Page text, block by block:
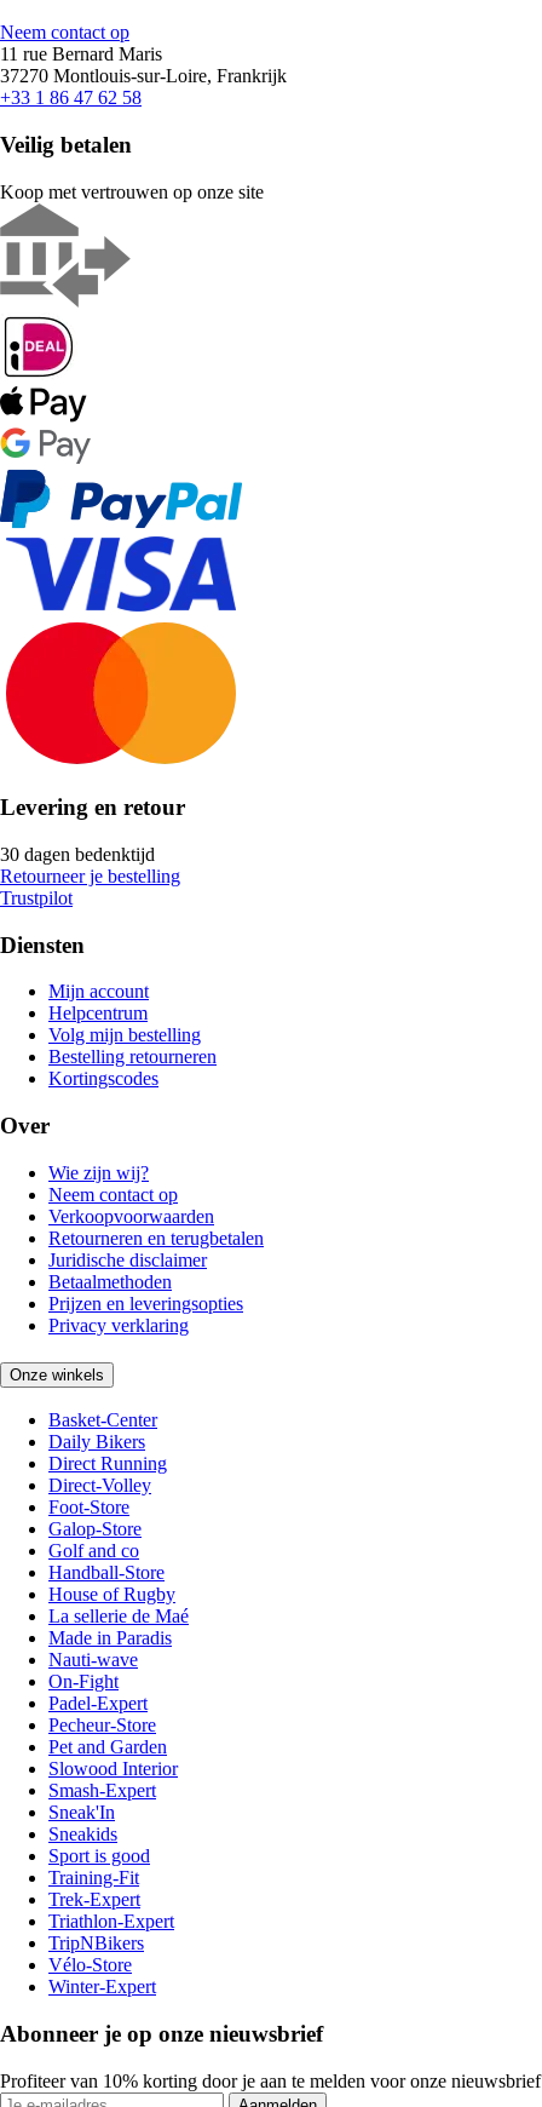
Neem contact op
11 rue Bernard Maris
37270 Montlouis-sur-Loire, Frankrijk
+33 1 86 47 62 58
Veilig betalen
Koop met vertrouwen op onze site
Levering en retour
30 dagen bedenktijd
Retourneer je bestelling
Trustpilot
Diensten
Mijn account
Helpcentrum
Volg mijn bestelling
Bestelling retourneren
Kortingscodes
Over
Wie zijn wij?
Neem contact op
Verkoopvoorwaarden
Retourneren en terugbetalen
Juridische disclaimer
Betaalmethoden
Prijzen en leveringsopties
Privacy verklaring
Onze winkels
Basket-Center
Daily Bikers
Direct Running
Direct-Volley
Foot-Store
Galop-Store
Golf and co
Handball-Store
House of Rugby
La sellerie de Maé
Made in Paradis
Nauti-wave
On-Fight
Padel-Expert
Pecheur-Store
Pet and Garden
Slowood Interior
Smash-Expert
Sneak'In
Sneakids
Sport is good
Training-Fit
Trek-Expert
Triathlon-Expert
TripNBikers
Vélo-Store
Winter-Expert
Abonneer je op onze nieuwsbrief
Profiteer van 10% korting door je aan te melden voor onze nieuwsbrief